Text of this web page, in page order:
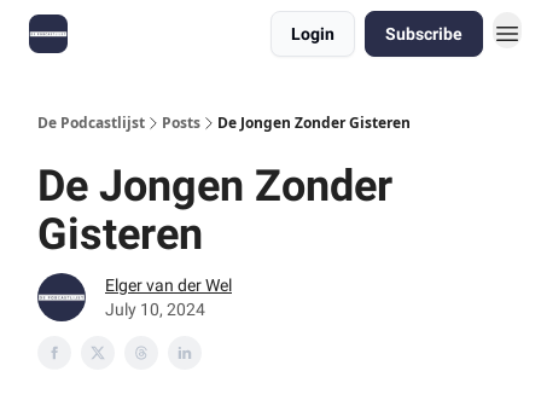
Login Subscribe
De Podcastlijst Posts De Jongen Zonder Gisteren
De Jongen Zonder
Gisteren
Elger van der Wel
July 10, 2024